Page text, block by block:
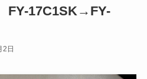
FY-17C1SK→FY-
2日